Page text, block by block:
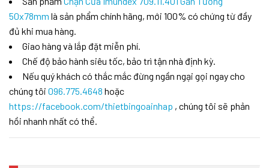
50x78mm là sản phẩm chính hãng, mới 100% có chứng từ đầy
đủ khi mua hàng.
Giao hàng và lắp đặt miễn phí.
Chế độ bảo hành siêu tốc, bảo trì tận nhà định kỳ.
Nếu quý khách có thắc mắc đừng ngần ngại gọi ngay cho
chúng tôi 096.775.4648 hoặc
https://facebook.com/thietbingoainhap , chúng tôi sẽ phản
hồi nhanh nhất có thể.